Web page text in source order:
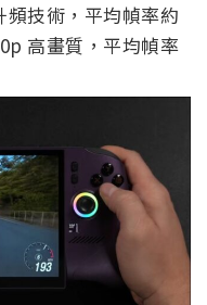
技術，平均幀率約
高畫質，平均幀率